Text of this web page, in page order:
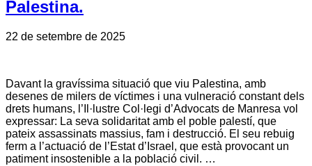
Palestina.
22 de setembre de 2025
Davant la gravíssima situació que viu Palestina, amb
desenes de milers de víctimes i una vulneració constant dels
drets humans, l’Il·lustre Col·legi d’Advocats de Manresa vol
expressar: La seva solidaritat amb el poble palestí, que
pateix assassinats massius, fam i destrucció. El seu rebuig
ferm a l’actuació de l’Estat d’Israel, que està provocant un
patiment insostenible a la població civil. …